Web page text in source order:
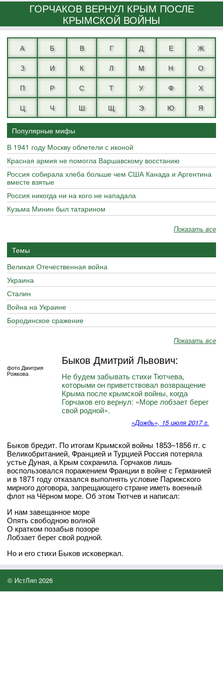
ГОРЧАКОВ ВЕРНУЛ КРЫМ ПОСЛЕ
КРЫМСКОЙ ВОЙНЫ
А Б В Г Д Е
Ж
З
И К Л М Н
О
П
Р С Т У Ф
Х
Ц
Ч Ш Щ Э Ю Я
Популярные мифы
В 1941 году Москву облетели с иконой
Красная армия не помогла Варшавскому восстанию
Россия собирала хлеба больше чем США Канада и Аргентина
вместе взятые
Россия никогда ни на кого не нападала
Кузьма Минин был татарином
Показать все
Темы
Великая Отечественная война
Украина
Сталин
Война на Украине
Бородинское сражение
Показать все
фото Дмитрия
Рожкова
Быков Дмитрий Львович:
Не будем забывать стихи Тютчева,
которыми он приветствовал возвращение
Крыма после крымской войны, когда
Горчаков его вернул: «Море лобзает берег
свой родной».
«Дождь», 15 июля 2017 г.
Быков бредит. По итогам Крымской войны 1853–1856 гг. с
Великобританией, Францией и Турцией Россия потеряла
устье Дуная, а Крым сохранила. Горчаков лишь
воспользовался поражением Франции в войне с Германией
и в 1871 году отказался выполнять условие Парижского
мирного договора, запрещающего стране иметь военный
флот на Чёрном море. Об этом Тютчев и написал:
И нам завещанное море
Опять свободною волной
О кратком позабыв позоре
Лобзает берег свой родной.
Но и его стихи Быков исковеркал.
© ИстЛяп 2026